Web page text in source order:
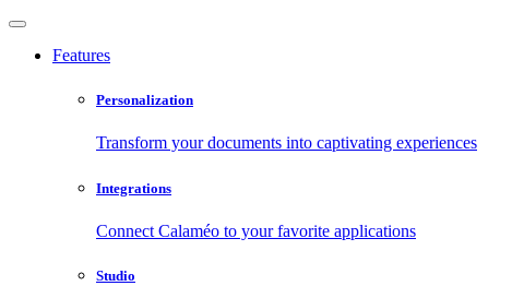
Features
Personalization
Transform your documents into captivating experiences
Integrations
Connect Calaméo to your favorite applications
Studio